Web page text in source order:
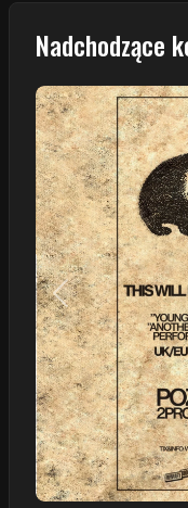
Nadchodzące
Poprzedni
This Will Destroy
09.08 - Poznań, Klub